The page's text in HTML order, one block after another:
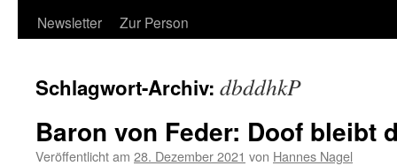
Newsletter
Zur Person
Schlagwort-Archiv: dbddhkP
Baron von Feder: Doof bleibt
Veröffentlicht am 28. Dezember 2021 von Hannes Nagel